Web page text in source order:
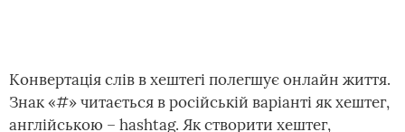
Конвертація слів в хештегі полегшує онлайн життя.
Знак «#» читається в російській варіанті як хештег,
англійською – hashtag. Як створити хештег,